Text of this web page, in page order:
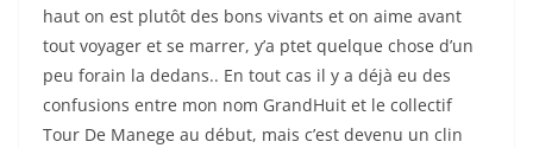
haut on est plutôt des bons vivants et on aime avant
tout voyager et se marrer, y’a ptet quelque chose d’un
peu forain la dedans.. En tout cas il y a déjà eu des
confusions entre mon nom GrandHuit et le collectif
Tour De Manege au début, mais c’est devenu un clin